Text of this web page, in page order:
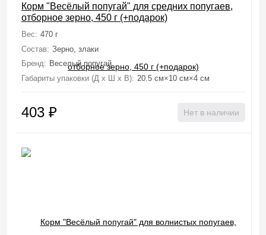
Корм "Весёлый попугай" для средних попугаев,
отборное зерно, 450 г (+подарок)
Вес: 470 г
Состав: Зерно, злаки
Бренд: Веселый попугай
Габариты упаковки (Д х Ш х В): 20.5 см×10 см×4 см
403 ₽ Нет в наличии